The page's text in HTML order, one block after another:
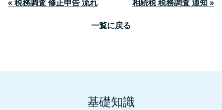
« 税務調査 修正申告 流れ 相続税 税務調査 通知 »
一覧に戻る
基礎知識